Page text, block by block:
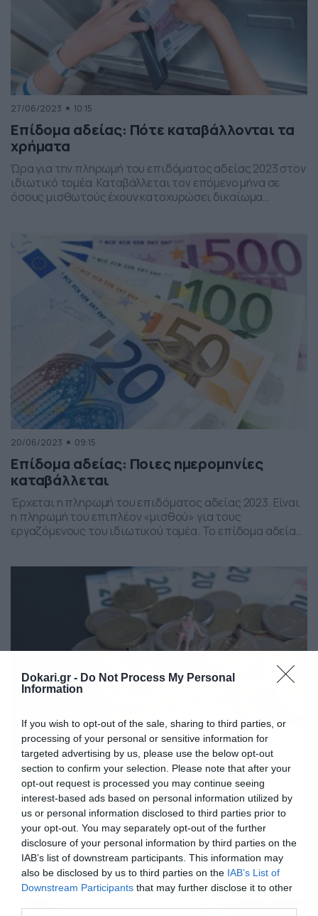
Dokari.gr - Do Not Process My Personal
Information
If you wish to opt-out of the sale, sharing to third parties, or
processing of your personal or sensitive information for
targeted advertising by us, please use the below opt-out
section to confirm your selection. Please note that after your
opt-out request is processed you may continue seeing
interest-based ads based on personal information utilized by
us or personal information disclosed to third parties prior to
your opt-out. You may separately opt-out of the further
disclosure of your personal information by third parties on the
IAB’s list of downstream participants. This information may
also be disclosed by us to third parties on the IAB’s List of
Downstream Participants that may further disclose it to other
27/06/2023 10:15
Επίδομα αδείας: Πότε καταβάλλονται τα
χρήματα
Ώρα για την πληρωμή του επιδόματος αδείας 2023 στον
ιδιωτικό τομέα. Καταβάλλεται τον επόμενο μήνα σε
όσους μισθωτούς έχουν κατοχυρώσει δικαίωμα
χορηγείται σε συνεννόηση με τον εργοδότη ως προς το
χρόνο χορήγησής της και σε κάθε περίπτωση εντός
διμήνου από την […]
20/06/2023 09:15
Επίδομα αδείας: Ποιες ημερομηνίες
καταβάλλεται
Έρχεται η πληρωμή του επιδόματος αδείας 2023. Είναι
η πληρωμή του επιπλέον «μισθού» για τους
εργαζόμενους του ιδιωτικού τομέα. Το επίδομα αδείας
άδειας αναψυχής, αυτούσιας ή σε χρήμα. Σημειώνεται
ότι η ετήσια άδεια του εργαζόμενου χορηγείται σε
συνεννόηση με τον εργοδότη ως προς […]
Επίδομα αδείας: Πότε θα δείτε τα
χρήματα
Πλησιάζει η πληρωμή για το επίδομα αδείας 2023. Είναι
η πληρωμή του επιπλέον «μισθού» για τους
εργαζόμενους του ιδιωτικού τομέα. Το επίδομα αδείας
2023 πληρώνεται τον επόμενο μήνα σε όσους
μισθωτούς έχουν κατοχυρώσει δικαίωμα κανονικής
άδειας αναψυχής, αυτούσιας ή σε χρήμα. Σημειώνεται